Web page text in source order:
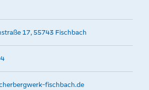
17, 55743 Fischbach
fischbach.de